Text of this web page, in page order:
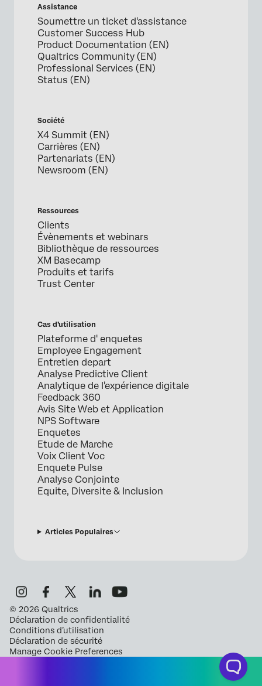
Assistance
Soumettre un ticket d'assistance
Customer Success Hub
Product Documentation (EN)
Qualtrics Community (EN)
Professional Services (EN)
Status (EN)
Société
X4 Summit (EN)
Carrières (EN)
Partenariats (EN)
Newsroom (EN)
Ressources
Clients
Évènements et webinars
Bibliothèque de ressources
XM Basecamp
Produits et tarifs
Trust Center
Cas d’utilisation
Plateforme d' enquetes
Employee Engagement
Entretien depart
Analyse Predictive Client
Analytique de l'expérience digitale
Feedback 360
Avis Site Web et Application
NPS Software
Enquetes
Etude de Marche
Voix Client Voc
Enquete Pulse
Analyse Conjointe
Equite, Diversite & Inclusion
Articles Populaires
© 2026 Qualtrics
Déclaration de confidentialité
Conditions d’utilisation
Déclaration de sécurité
Manage Cookie Preferences